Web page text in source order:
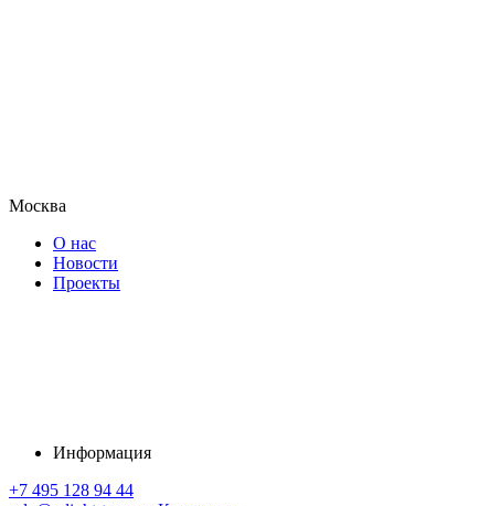
Москва
О нас
Новости
Проекты
Информация
+7 495 128 94 44